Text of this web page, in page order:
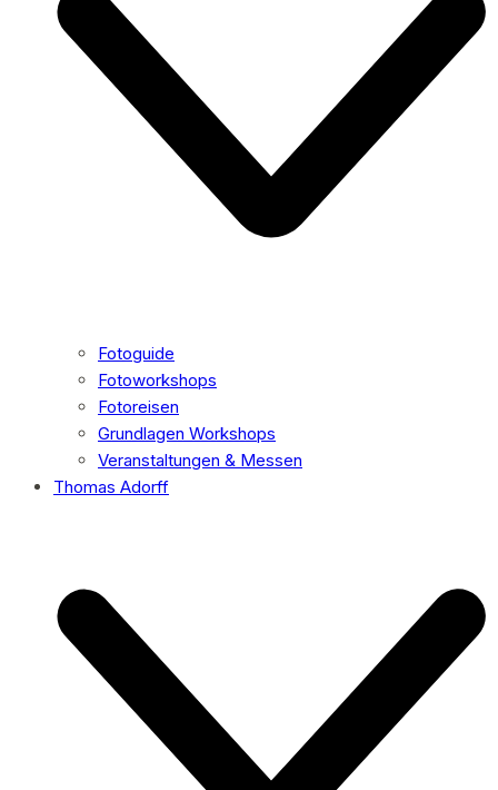
Fotoguide
Fotoworkshops
Fotoreisen
Grundlagen Workshops
Veranstaltungen & Messen
Thomas Adorff